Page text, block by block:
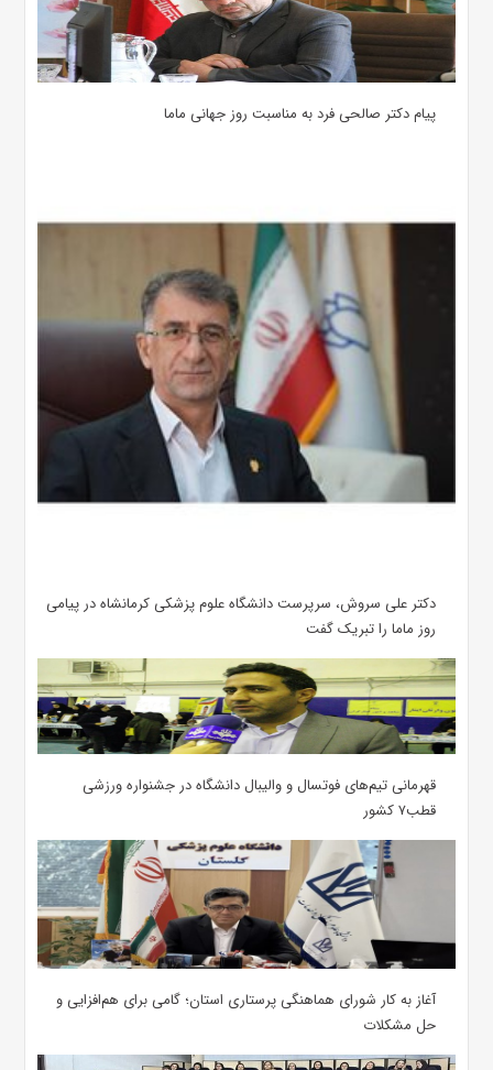
پیام دکتر صالحی فرد به مناسبت روز جهانی ماما
دکتر علی سروش، سرپرست دانشگاه علوم پزشکی کرمانشاه در پیامی
روز ماما را تبریک گفت
قهرمانی تیم‌های فوتسال و والیبال دانشگاه در جشنواره ورزشی
قطب۷ کشور
آغاز به کار شورای هماهنگی پرستاری استان؛ گامی برای هم‌افزایی و
حل مشکلات